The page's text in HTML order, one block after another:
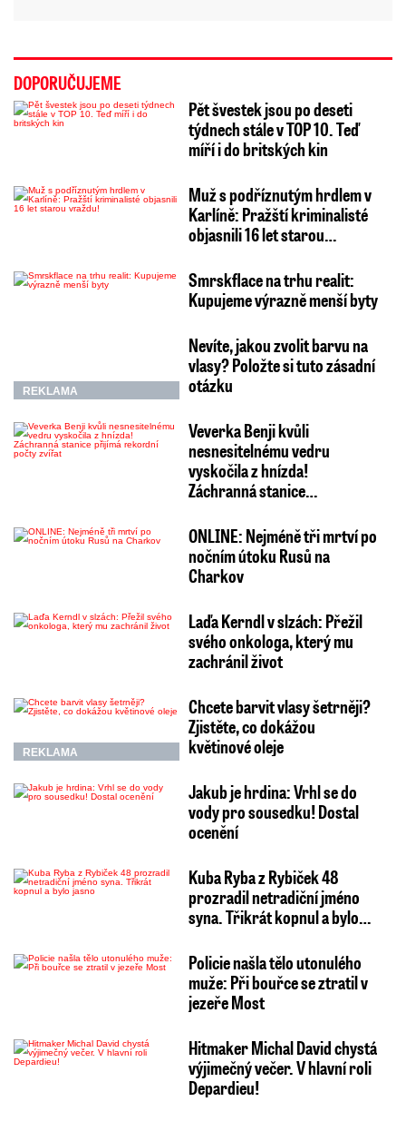
DOPORUČUJEME
Pět švestek jsou po deseti
týdnech stále v TOP 10. Teď
míří i do britských kin
Muž s podříznutým hrdlem v
Karlíně: Pražští kriminalisté
objasnili 16 let starou…
Smrskflace na trhu realit:
Kupujeme výrazně menší byty
REKLAMA
Nevíte, jakou zvolit barvu na
vlasy? Položte si tuto zásadní
otázku
Veverka Benji kvůli
nesnesitelnému vedru
vyskočila z hnízda!
Záchranná stanice…
ONLINE: Nejméně tři mrtví po
nočním útoku Rusů na
Charkov
Laďa Kerndl v slzách: Přežil
svého onkologa, který mu
zachránil život
REKLAMA
Chcete barvit vlasy šetrněji?
Zjistěte, co dokážou
květinové oleje
Jakub je hrdina: Vrhl se do
vody pro sousedku! Dostal
ocenění
Kuba Ryba z Rybiček 48
prozradil netradiční jméno
syna. Třikrát kopnul a bylo…
Policie našla tělo utonulého
muže: Při bouřce se ztratil v
jezeře Most
Hitmaker Michal David chystá
výjimečný večer. V hlavní roli
Depardieu!